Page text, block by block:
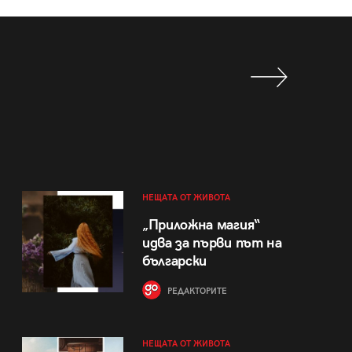
НЕЩАТА ОТ ЖИВОТА
„Приложна магия“
идва за първи път на
български
РЕДАКТОРИТЕ
НЕЩАТА ОТ ЖИВОТА